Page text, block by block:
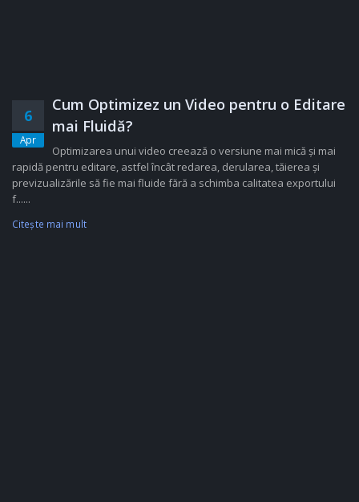
6
Apr
Cum Optimizez un Video pentru o Editare
mai Fluidă?
Optimizarea unui video creează o versiune mai mică și mai
rapidă pentru editare, astfel încât redarea, derularea, tăierea și
previzualizările să fie mai fluide fără a schimba calitatea exportului
f......
Citeşte mai mult